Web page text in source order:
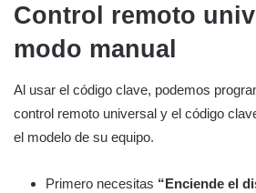
Control remoto
modo manual
Al usar el código clave, podemos
control remoto universal y el código
el modelo de su equipo.
Primero necesitas “Enciende el